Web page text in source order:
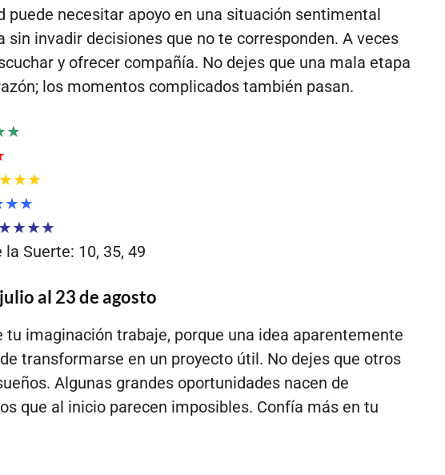
puede necesitar apoyo en una situación sentimental
sin invadir decisiones que no te corresponden. A veces
y ofrecer compañía. No dejes que una mala etapa
los momentos complicados también pasan.
Suerte: 10, 35, 49
al 23 de agosto
tu imaginación trabaje, porque una idea aparentemente
transformarse en un proyecto útil. No dejes que otros
Algunas grandes oportunidades nacen de
que al inicio parecen imposibles. Confía más en tu